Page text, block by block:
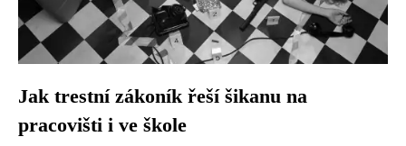
Jak trestní zákoník řeší šikanu na
pracovišti i ve škole